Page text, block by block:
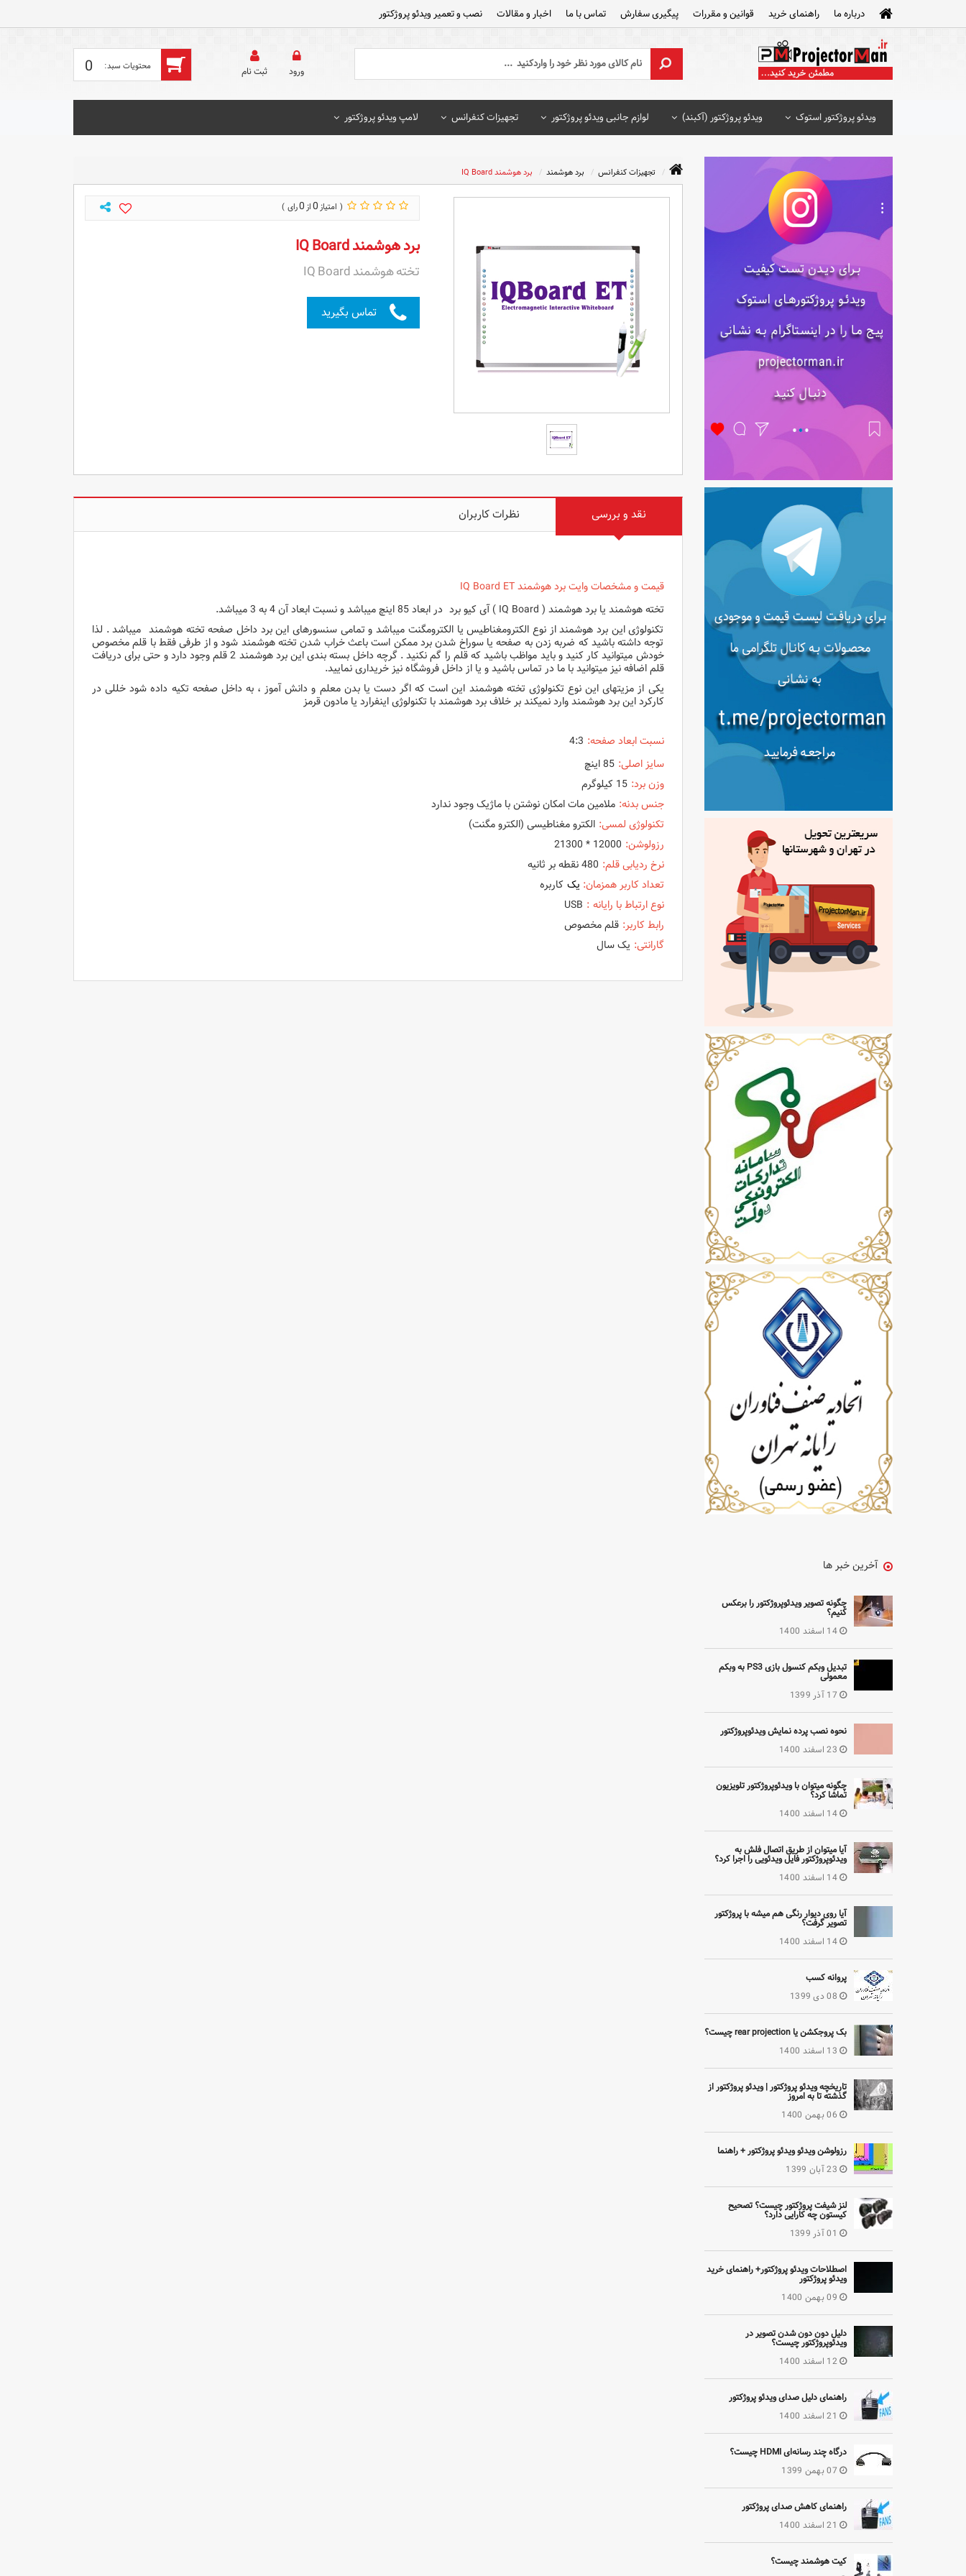
درباره ما راهنمای خرید قوانین و مقررات پیگیری سفارش تماس با ما اخبار و مقالات نصب و تعمیر ویدئو پروژکتور
0 ورود ثبت‌ نام
ویدئو پروژکتور استوک ویدئو پروژکتور (آکبند) لوازم جانبی ویدئو پروژکتور تجهیزات کنفرانس لامپ ویدئو پروژکتور
آخرین خبر ها
چگونه تصویر ویدئوپروژکتور را برعکس
کنیم؟
14 اسفند 1400
تبدیل وبکم کنسول بازی PS3 به وبکم
معمولی
17 آذر 1399
نحوه نصب پرده نمایش ویدئوپروژکتور
23 اسفند 1400
چگونه میتوان با ویدئوپروژکتور تلویزیون
تماشا کرد؟
14 اسفند 1400
آیا میتوان از طریق اتصال فلش به
ویدئوپروژکتور فایل ویدئویی را اجرا کرد؟
14 اسفند 1400
آیا روی دیوار رنگی هم میشه با پروژکتور
تصویر گرفت؟
14 اسفند 1400
پروانه کسب
08 دی 1399
بک پروجکشن یا rear projection چیست؟
13 اسفند 1400
تاریخچه ویدئو پروژکتور | ویدئو پروژکتور از
گذشته تا به امروز
06 بهمن 1400
رزولوشن ویدئو ویدئو پروژکتور + راهنما
23 آبان 1399
لنز شیفت پروژکتور چیست؟ تصحیح
کیستون چه کارایی دارد؟
01 آذر 1399
اصطلاحات ویدئو پروژکتور+ راهنمای خرید
ویدئو پروژکتور
09 بهمن 1400
دلیل دون دون شدن تصویر در
ویدئوپروژکتور چیست؟
12 اسفند 1400
راهنمای دلیل صدای ویدئو پروژکتور
21 اسفند 1400
درگاه چند رسانه‌ای HDMI چیست؟
07 بهمن 1399
راهنمای کاهش صدای پروژکتور
21 اسفند 1400
کیت هوشمند چیست؟
تجهیزات کنفرانس برد هوشمند برد هوشمند IQ Board
0
0
برد هوشمند IQ Board
تخته هوشمند IQ Board
تماس بگیرید
نقد و بررسی نظرات کاربران
قیمت و مشخصات وایت برد هوشمند IQ Board ET
تخته هوشمند یا برد هوشمند ( IQ Board ) آی کیو برد در ابعاد 85 اینچ میباشد و نسبت ابعاد آن 4 به 3 میباشد.
تکنولوژی این برد هوشمند از نوع الکترومغناطیس یا الکترومگنت میباشد و تمامی سنسورهای این برد داخل صفحه تخته هوشمند میباشد . لذا
توجه داشته باشید که ضربه زدن به صفحه یا سوراخ شدن برد ممکن است باعث خراب شدن تخته هوشمند شود و از طرفی فقط با قلم مخصوص
خودش میتوانید کار کنید و باید مواظب باشید که قلم را گم نکنید . گرچه داخل بسته بندی این برد هوشمند 2 قلم وجود دارد و حتی برای دریافت
قلم اضافه نیز میتوانید با ما در تماس باشید و یا از داخل فروشگاه نیز خریداری نمایید.
یکی از مزیتهای این نوع تکنولوژی تخته هوشمند این است که اگر دست یا بدن معلم و دانش آموز ، به داخل صفحه تکیه داده شود خللی در
کارکرد این برد هوشمند وارد نمیکند بر خلاف برد هوشمند با تکنولوژی اینفرارد یا مادون قرمز
نسبت ابعاد صفحه: 4:3
سایز اصلی: 85 اینچ
وزن برد: 15 کیلوگرم
جنس بدنه: ملامین مات امکان نوشتن با ماژیک وجود ندارد
تکنولوژی لمسی: الکترو مغناطیسی (الکترو مگنت)
رزولوشن:
نرخ ردیابی قلم: 480 نقطه بر ثانیه
تعداد کاربر همزمان: یک کاربره
نوع ارتباط با رایانه : USB
رابط کاربر: قلم مخصوص
گارانتی: یک سال